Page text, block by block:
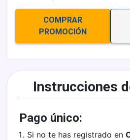
COMPRAR
PROMOCIÓN
Instrucciones
Pago único:
Si no te has registrado en